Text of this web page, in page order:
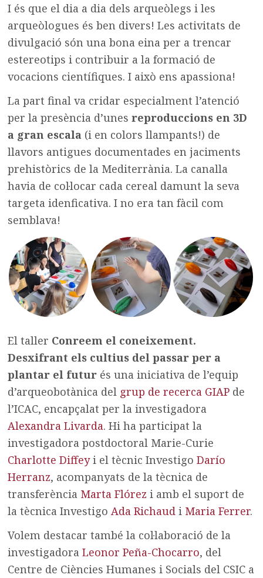
I és que el dia a dia dels arqueòlegs i les
arqueòlogues és ben divers! Les activitats de
divulgació són una bona eina per a trencar
estereotips i contribuir a la formació de
vocacions científiques. I això ens apassiona!
La part final va cridar especialment l’atenció
per la presència d’unesreproduccions en 3D
a gran escala (i en colors llampants!) de
llavors antigues documentades en jaciments
prehistòrics de la Mediterrània. La canalla
havia de col·locar cada cereal damunt la seva
targeta idenficativa. I no era tan fàcil com
semblava!
El taller Conreem el coneixement.
Desxifrant els cultius del passar per a
plantar el futur és una iniciativa de l’equip
d’arqueobotànica del grup de recerca GIAP de
l’ICAC, encapçalat per la investigadora
Alexandra Livarda. Hi ha participat la
investigadora postdoctoral Marie-Curie
Charlotte Diffeyi el tècnic InvestigoDarío
Herranz, acompanyats de la tècnica de
transferència Marta Flórez i amb el suport de
la tècnica InvestigoAda Richaud i Maria Ferrer.
Volem destacar també la col·laboració de la
investigadoraLeonor Peña-Chocarro, del
Centre de Ciències Humanes i Socials del CSIC a